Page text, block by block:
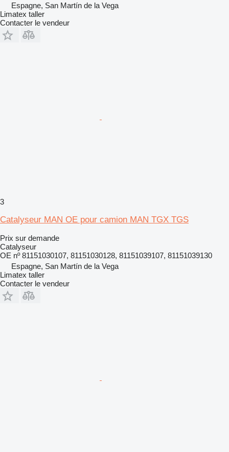
Espagne, San Martín de la Vega
Limatex taller
Contacter le vendeur
3
Catalyseur MAN OE pour camion MAN TGX TGS
Prix sur demande
Catalyseur
OE nº 81151030107, 81151030128, 81151039107, 81151039130
Espagne, San Martín de la Vega
Limatex taller
Contacter le vendeur